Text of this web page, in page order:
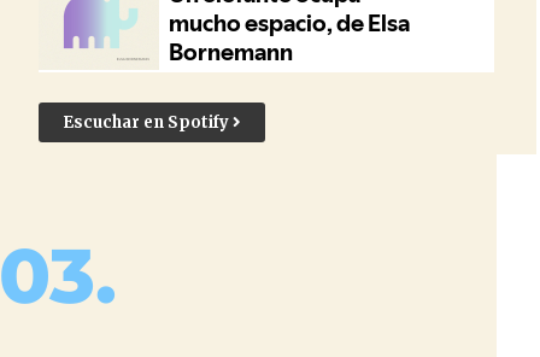
Escuchar en Spotify
03.